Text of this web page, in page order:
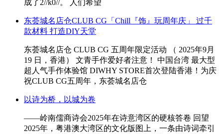
成了2//k0//。 人们希望
东荟城名店仓CLUB CG「Chill『饰』玩周年庆」 过千
款材料 打造DIY天堂
东荟城名店仓 CLUB CG 五周年限定活动 （ 2025年9月
19 日，香港） 文青手作爱好者注意！ 中国台湾 最大型
超人气手作体验馆 DIWHY STORE首次登陆香港！为庆
祝CLUB CG五周年，东荟城名店仓
以诗为桥，以城为卷
——岭南儒商诗会2025年在诗意湾区的硬核答卷 回望
2025年，粤港澳大湾区的文化版图上，一条由诗词牵引